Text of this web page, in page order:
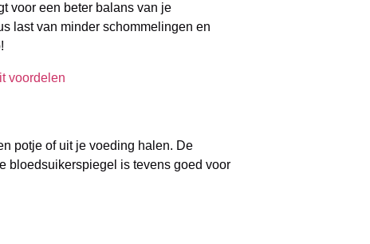
voor een beter balans van je
last van minder schommelingen en
voordelen
potje of uit je voeding halen. De
bloedsuikerspiegel is tevens goed voor